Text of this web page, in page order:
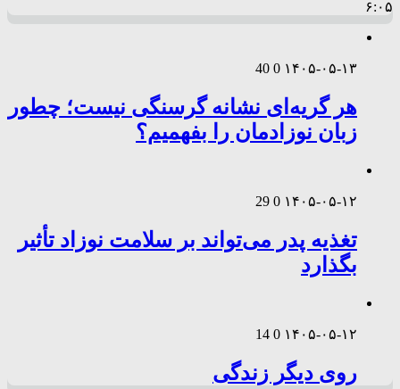
۶:۰۵
۱۴۰۵-۰۵-۱۳ 0
40
هر گریه‌ای نشانه گرسنگی نیست؛ چطور
زبان نوزادمان را بفهمیم؟
۱۴۰۵-۰۵-۱۲ 0
29
تغذیه پدر می‌تواند بر سلامت نوزاد تأثیر
بگذارد
۱۴۰۵-۰۵-۱۲ 0
14
روی دیگر زندگی